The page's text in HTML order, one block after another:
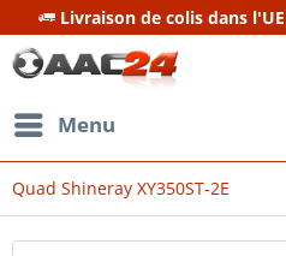
Livraison de colis dans
Menu
Quad Shineray XY350ST-2E